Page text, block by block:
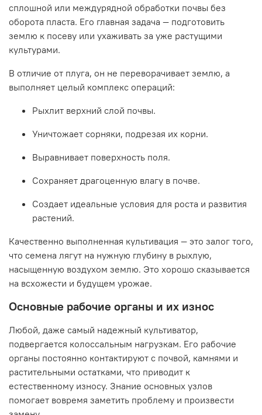
сплошной или междурядной обработки почвы без
оборота пласта. Его главная задача — подготовить
землю к посеву или ухаживать за уже растущими
культурами.
В отличие от плуга, он не переворачивает землю, а
выполняет целый комплекс операций:
Рыхлит верхний слой почвы.
Уничтожает сорняки, подрезая их корни.
Выравнивает поверхность поля.
Сохраняет драгоценную влагу в почве.
Создает идеальные условия для роста и развития
растений.
Качественно выполненная культивация — это залог того,
что семена лягут на нужную глубину в рыхлую,
насыщенную воздухом землю. Это хорошо сказывается
на всхожести и будущем урожае.
Основные рабочие органы и их износ
Любой, даже самый надежный культиватор,
подвергается колоссальным нагрузкам. Его рабочие
органы постоянно контактируют с почвой, камнями и
растительными остатками, что приводит к
естественному износу. Знание основных узлов
помогает вовремя заметить проблему и произвести